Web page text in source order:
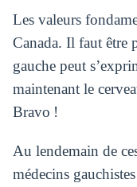
Les valeurs
Canada. Il faut être
gauche peut
maintenant le
Bravo !
Au lendemain de
médecins